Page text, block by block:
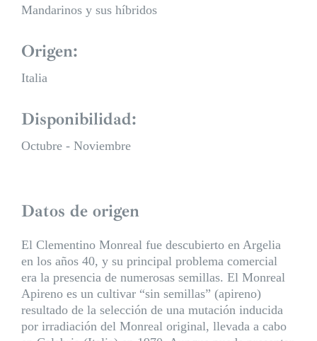
Mandarinos y sus híbridos
Origen:
Italia
Disponibilidad:
Octubre - Noviembre
Datos de origen
El Clementino Monreal fue descubierto en Argelia
en los años 40, y su principal problema comercial
era la presencia de numerosas semillas. El Monreal
Apireno es un cultivar “sin semillas” (apireno)
resultado de la selección de una mutación inducida
por irradiación del Monreal original, llevada a cabo